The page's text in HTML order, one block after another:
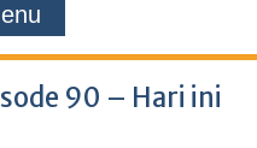
90 – Hari ini